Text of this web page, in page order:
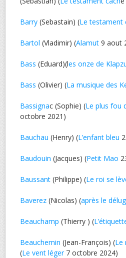
Barry (Sebastain) (Le testament
Bartol (Vladimir) (Alamut 9 aout
Bass (Eduard)(les onze de
Bass (Olivier) (La musique des
Bassignac (Sophie) (Le plus fou
octobre 2021)
Bauchau (Henry) (L’enfant bleu
Baudouin (Jacques) (Petit Mao
Baussant (Philippe) (Le roi se
Baverez (Nicolas) (après le
Beauchamp (Thierry ) (
Beauchemin (Jean-François) (Le
(Le vent léger7 octobre 2024)